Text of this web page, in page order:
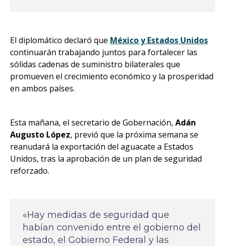
El diplomático declaró que México y Estados Unidos
continuarán trabajando juntos para fortalecer las
sólidas cadenas de suministro bilaterales que
promueven el crecimiento económico y la prosperidad
en ambos países.
Esta mañana, el secretario de Gobernación, Adán
Augusto López, previó que la próxima semana se
reanudará la exportación del aguacate a Estados
Unidos, tras la aprobación de un plan de seguridad
reforzado.
«Hay medidas de seguridad que
habían convenido entre el gobierno del
estado, el Gobierno Federal y las